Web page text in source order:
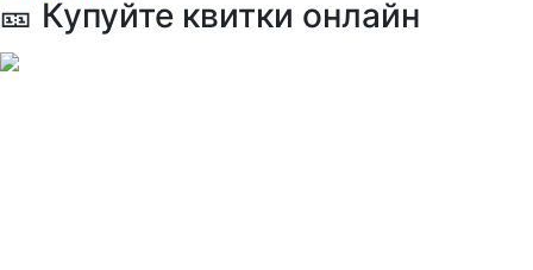
🎫 Купуйте квитки онлайн